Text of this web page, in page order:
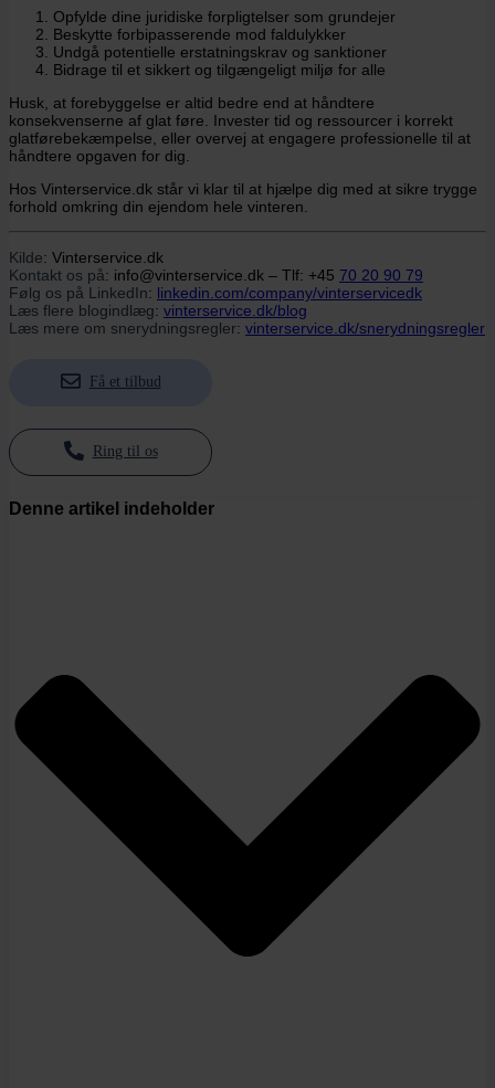
Opfylde dine juridiske forpligtelser som grundejer
Beskytte forbipasserende mod faldulykker
Undgå potentielle erstatningskrav og sanktioner
Bidrage til et sikkert og tilgængeligt miljø for alle
Husk, at forebyggelse er altid bedre end at håndtere
konsekvenserne af glat føre. Invester tid og ressourcer i korrekt
glatførebekæmpelse, eller overvej at engagere professionelle til at
håndtere opgaven for dig.
Hos Vinterservice.dk står vi klar til at hjælpe dig med at sikre trygge
forhold omkring din ejendom hele vinteren.
Kilde: Vinterservice.dk
Kontakt os på: info@vinterservice.dk – Tlf: +45 70 20 90 79
Følg os på LinkedIn: linkedin.com/company/vinterservicedk
Læs flere blogindlæg: vinterservice.dk/blog
Læs mere om snerydningsregler: vinterservice.dk/snerydningsregler
Få et tilbud
Ring til os
Denne artikel indeholder